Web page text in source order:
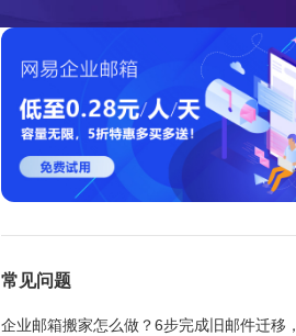
常见问题
企业邮箱搬家怎么做？6步完成旧邮件迁移，